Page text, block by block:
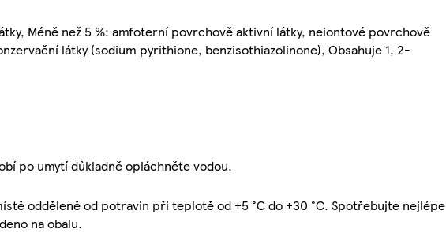
Méně než 5 %: amfoterní povrchově aktivní látky, neiontové povrchově
látky (sodium pyrithione, benzisothiazolinone), Obsahuje 1, 2-
po umytí důkladně opláchněte vodou.
odděleně od potravin při teplotě od +5 °C do +30 °C. Spotřebujte nejlépe
na obalu.